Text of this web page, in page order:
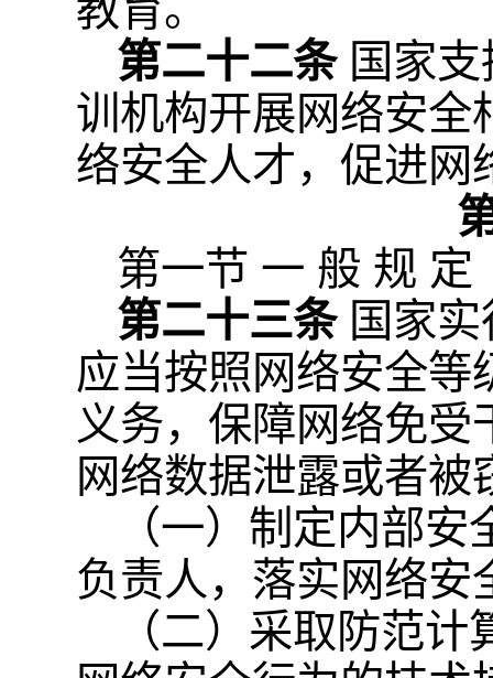
第二十二条 国家
训机构开展网络安全
络安全人才，促进网
第一节 一 般 规 定
第二十三条 国家
应当按照网络安全
义务，保障网络免
网络数据泄露或者被
（一）制定内部
负责人，落实网络安
（二）采取防范